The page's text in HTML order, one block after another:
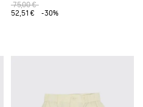
75,00 €
52,51 €
-30%